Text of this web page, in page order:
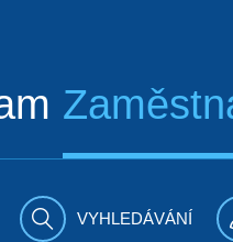
VYHLEDÁVÁNÍ